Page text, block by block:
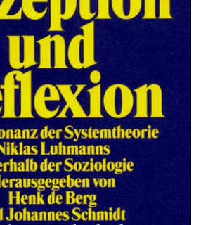
hinzufügen
Systemtheorie Niklas Luhmanns
15.11.2000
514 Seiten
ISBN: 978-3-518-
29101-6